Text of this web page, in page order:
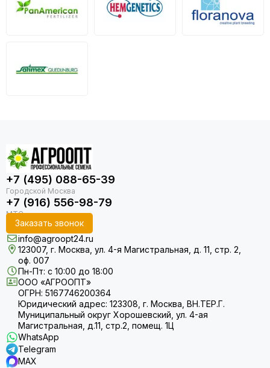
+7 (495) 088-65-39
+7 (916) 556-98-79
Заказать звонок
info@agroopt24.ru
123007, г. Москва, ул. 4-я Магистральная, д. 11, стр. 2,
оф. 007
Пн-Пт: с 10:00 до 18:00
ООО «АГРООПТ»
ОГРН: 5167746200364
Юридический адрес: 123308, г. Москва, ВН.ТЕР.Г.
Муниципальный округ Хорошевский, ул. 4-ая
Магистральная, д.11, стр.2, помещ. 1Ц
WhatsApp
Telegram
MAX